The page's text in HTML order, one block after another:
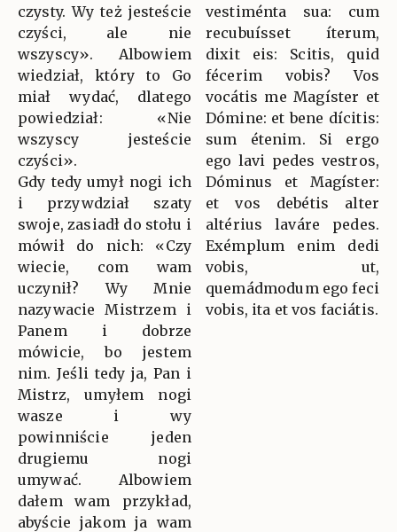
czysty. Wy też jesteście
czyści, ale nie
wszyscy». Albowiem
wiedział, który to Go
miał wydać, dlatego
powiedział: «Nie
wszyscy jesteście
czyści».
Gdy tedy umył nogi ich
i przywdział szaty
swoje, zasiadł do stołu i
mówił do nich: «Czy
wiecie, com wam
uczynił? Wy Mnie
nazywacie Mistrzem i
Panem i dobrze
mówicie, bo jestem
nim. Jeśli tedy ja, Pan i
Mistrz, umyłem nogi
wasze i wy
powinniście jeden
drugiemu nogi
umywać. Albowiem
dałem wam przykład,
abyście jakom ja wam
vestiménta sua: cum
recubuísset íterum,
dixit eis: Scitis, quid
fécerim vobis? Vos
vocátis me Magíster et
Dómine: et bene dícitis:
sum étenim. Si ergo
ego lavi pedes vestros,
Dóminus et Magíster:
et vos debétis alter
altérius laváre pedes.
Exémplum enim dedi
vobis, ut,
quemádmodum ego feci
vobis, ita et vos faciátis.